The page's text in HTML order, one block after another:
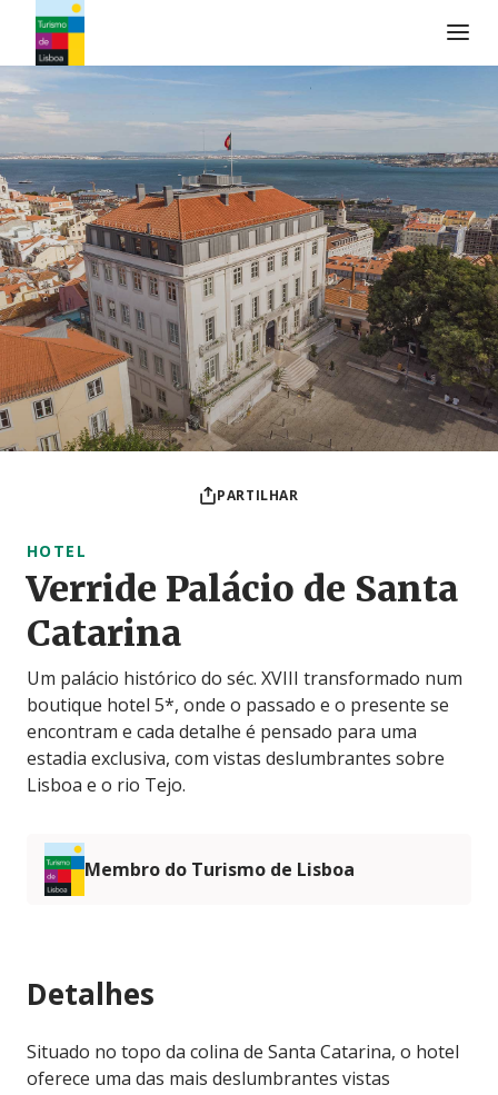
Logo do Turismo de Lisboa
PARTILHAR
HOTEL
Verride Palácio de Santa
Catarina
Um palácio histórico do séc. XVIII transformado num
boutique hotel 5*, onde o passado e o presente se
encontram e cada detalhe é pensado para uma
estadia exclusiva, com vistas deslumbrantes sobre
Lisboa e o rio Tejo.
Membro do Turismo de Lisboa
Detalhes
Situado no topo da colina de Santa Catarina, o hotel
oferece uma das mais deslumbrantes vistas